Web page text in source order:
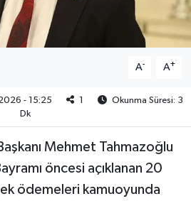
A- A+
- 15:25 1
Okunma Süresi: 3
Dk
Mehmet Tahmazoğlu
öncesi açıklanan 20
ödemeleri kamuoyunda